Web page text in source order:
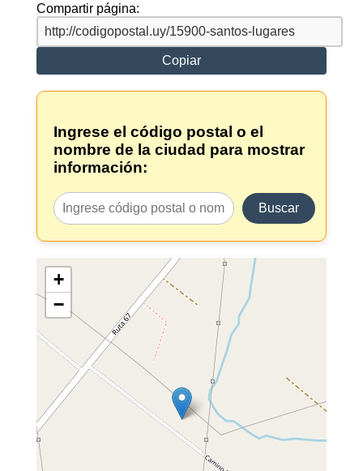
Compartir página:
Copiar
Ingrese el código postal o el
nombre de la ciudad para mostrar
información:
Buscar
+
−